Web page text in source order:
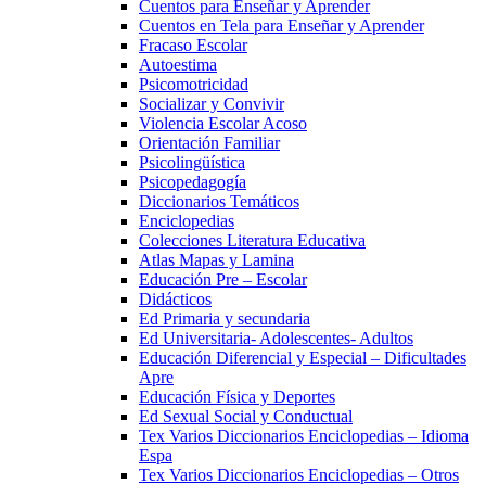
Cuentos para Enseñar y Aprender
Cuentos en Tela para Enseñar y Aprender
Fracaso Escolar
Autoestima
Psicomotricidad
Socializar y Convivir
Violencia Escolar Acoso
Orientación Familiar
Psicolingüística
Psicopedagogía
Diccionarios Temáticos
Enciclopedias
Colecciones Literatura Educativa
Atlas Mapas y Lamina
Educación Pre – Escolar
Didácticos
Ed Primaria y secundaria
Ed Universitaria- Adolescentes- Adultos
Educación Diferencial y Especial – Dificultades
Apre
Educación Física y Deportes
Ed Sexual Social y Conductual
Tex Varios Diccionarios Enciclopedias – Idioma
Espa
Tex Varios Diccionarios Enciclopedias – Otros